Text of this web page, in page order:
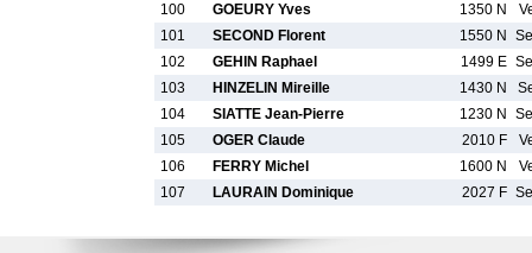
100
GOEURY Yves 1350 N
101
SECOND Florent 1550 N
102
GEHIN Raphael 1499 E
103
HINZELIN Mireille 1430 N
104
SIATTE Jean-Pierre 1230 N
105
OGER Claude 2010 F
106
FERRY Michel 1600 N
107
LAURAIN Dominique 2027 F